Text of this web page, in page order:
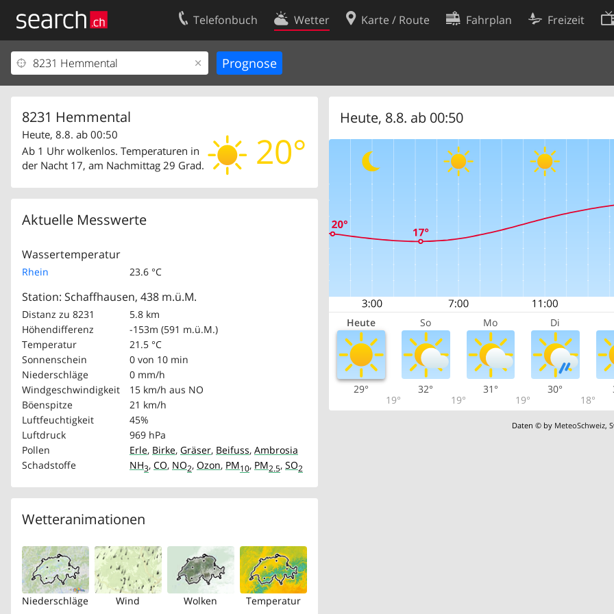
Telefonbuch Wetter Karte / Route Fahrplan Freizeit
8231 Hemmental
20°
Heute, 8.8. ab 00:50
Ab 1 Uhr wolkenlos. Temperaturen in
der Nacht 17, am Nachmittag 29 Grad.
Aktuelle Messwerte
Wassertemperatur
Rhein 23.6 °C
Station: Schaffhausen, 438 m.ü.M.
Distanz zu 8231
5.8 km
Höhendifferenz
-153m (591 m.ü.M.)
Temperatur
21.5 °C
Sonnenschein
0 von 10 min
Niederschläge
0 mm/h
Windgeschwindigkeit
15 km/h aus NO
Böenspitze
21 km/h
Luftfeuchtigkeit
45%
Luftdruck
969 hPa
Pollen
Erle, Birke, Gräser, Beifuss, Ambrosia
Schadstoffe
NH3, CO, NO2, Ozon, PM10, PM2.5, SO2
Wetteranimationen
Niederschläge Wind Wolken Temperatur
Heute, 8.8. ab 00:50
Heute So Mo Di
29°
19°
32°
19°
31°
19°
30°
18°
Daten © by MeteoSchweiz,
Ihr Eintrag
Kundencenter Geschäftskunden
Kontakt
Nutzungsbedingungen
Cookie-Einstellungen